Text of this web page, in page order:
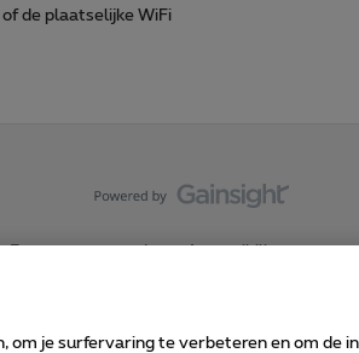
de plaatselijke WiFi
Forumvoorwaarden Accessibility
je surfervaring te verbeteren en om